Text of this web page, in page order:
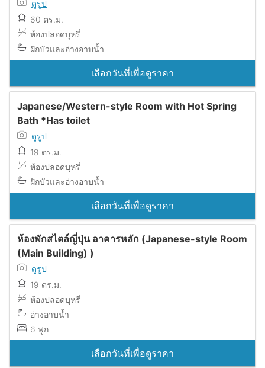
ดูรูป
60 ตร.ม.
ห้องปลอดบุหรี่
ฝักบัวและอ่างอาบน้ำ
เลือกวันที่เพื่อดูราคา
Japanese/Western-style Room with Hot Spring
Bath *Has toilet
ดูรูป
19 ตร.ม.
ห้องปลอดบุหรี่
ฝักบัวและอ่างอาบน้ำ
เลือกวันที่เพื่อดูราคา
ห้องพักสไตล์ญี่ปุ่น อาคารหลัก (Japanese-style Room
(Main Building) )
ดูรูป
19 ตร.ม.
ห้องปลอดบุหรี่
อ่างอาบน้ำ
6 ฟูก
เลือกวันที่เพื่อดูราคา